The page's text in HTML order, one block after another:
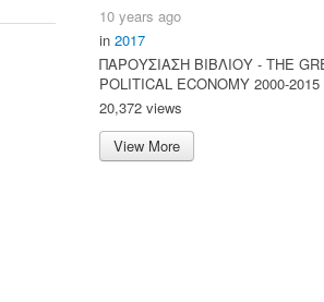
10 years ago
in 2017
ΠΑΡΟΥΣΙΑΣΗ ΒΙΒΛΙΟΥ - ΤΗΕ
POLITICAL ECONOMY 2000-
20,372 views
View More